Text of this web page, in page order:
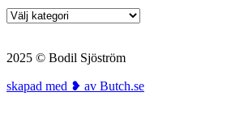
Kategorier
2025 © Bodil Sjöström
skapad med ❥ av Butch.se